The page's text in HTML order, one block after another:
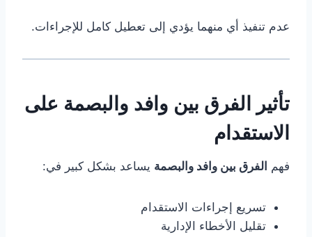
عدم تنفيذ أي منهما يؤدي إلى تعطيل كامل للإجراءات.
تأثير الفرق بين وافد والبصمة على
الاستقدام
فهم الفرق بين وافد والبصمة يساعد بشكل كبير في:
تسريع إجراءات الاستقدام
تقليل الأخطاء الإدارية